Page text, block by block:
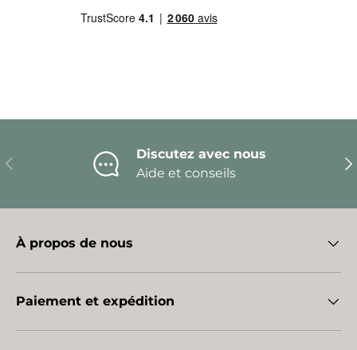
Précédent
Discutez avec nous
Aide et conseils
À propos de nous
Paiement et expédition